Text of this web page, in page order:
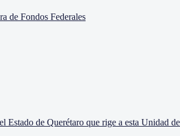
de Fondos Federales
de Querétaro que rige a esta Unidad